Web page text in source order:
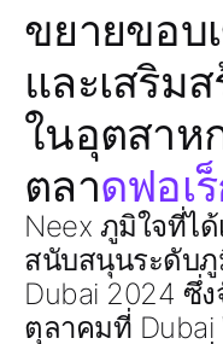
ขยายขอบ
และเสริม
ในอุตสาห
ตลาดฟอเ
Neex ภูมิใจที่ไ
สนับสนุนระดับภู
Dubai 2024 ซึ่
ตุลาคมที่ Dubai